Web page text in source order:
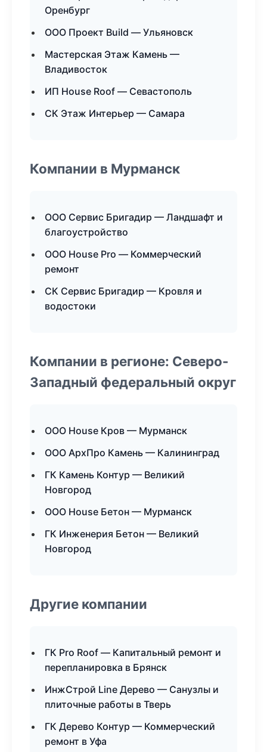
Оренбург
ООО Проект Build — Ульяновск
Мастерская Этаж Камень —
Владивосток
ИП House Roof — Севастополь
СК Этаж Интерьер — Самара
Компании в Мурманск
ООО Сервис Бригадир — Ландшафт и
благоустройство
ООО House Pro — Коммерческий
ремонт
СК Сервис Бригадир — Кровля и
водостоки
Компании в регионе: Северо-
Западный федеральный округ
ООО House Кров — Мурманск
ООО АрхПро Камень — Калининград
ГК Камень Контур — Великий
Новгород
ООО House Бетон — Мурманск
ГК Инженерия Бетон — Великий
Новгород
Другие компании
ГК Pro Roof — Капитальный ремонт и
перепланировка в Брянск
ИнжСтрой Line Дерево — Санузлы и
плиточные работы в Тверь
ГК Дерево Контур — Коммерческий
ремонт в Уфа